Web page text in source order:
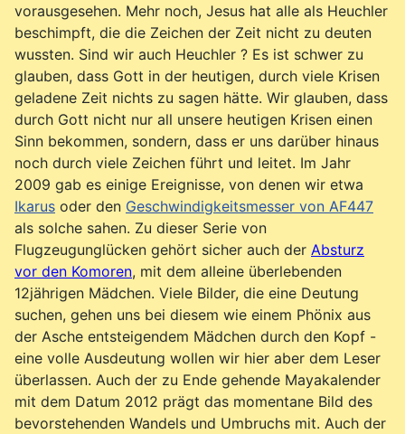
vorausgesehen. Mehr noch, Jesus hat alle als Heuchler
beschimpft, die die Zeichen der Zeit nicht zu deuten
wussten. Sind wir auch Heuchler ? Es ist schwer zu
glauben, dass Gott in der heutigen, durch viele Krisen
geladene Zeit nichts zu sagen hätte. Wir glauben, dass
durch Gott nicht nur all unsere heutigen Krisen einen
Sinn bekommen, sondern, dass er uns darüber hinaus
noch durch viele Zeichen führt und leitet. Im Jahr
2009 gab es einige Ereignisse, von denen wir etwa
Ikarus oder den Geschwindigkeitsmesser von AF447
als solche sahen. Zu dieser Serie von
Flugzeugunglücken gehört sicher auch der Absturz
vor den Komoren, mit dem alleine überlebenden
12jährigen Mädchen. Viele Bilder, die eine Deutung
suchen, gehen uns bei diesem wie einem Phönix aus
der Asche entsteigendem Mädchen durch den Kopf -
eine volle Ausdeutung wollen wir hier aber dem Leser
überlassen. Auch der zu Ende gehende Mayakalender
mit dem Datum 2012 prägt das momentane Bild des
bevorstehenden Wandels und Umbruchs mit. Auch der